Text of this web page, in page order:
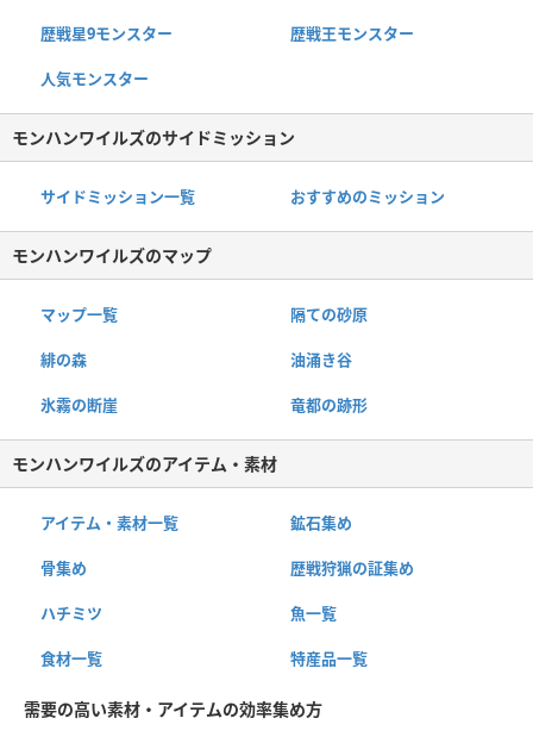
歴戦星9モンスター 歴戦王モンスター
人気モンスター
モンハンワイルズのサイドミッション
サイドミッション一覧 おすすめのミッション
モンハンワイルズのマップ
マップ一覧 隔ての砂原
緋の森 油涌き谷
氷霧の断崖 竜都の跡形
モンハンワイルズのアイテム・素材
アイテム・素材一覧 鉱石集め
骨集め 歴戦狩猟の証集め
ハチミツ 魚一覧
食材一覧 特産品一覧
需要の高い素材・アイテムの効率集め方